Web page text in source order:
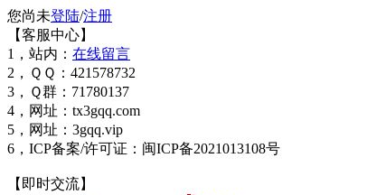
您尚未登陆/注册
【客服中心】
1，站内： 在线留言
2，ＱＱ：421578732
3，Ｑ群：71780137
4，网址：tx3gqq.com
5，网址：3gqq.vip
6，ICP备案/许可证：闽ICP备2021013108号
【即时交流】